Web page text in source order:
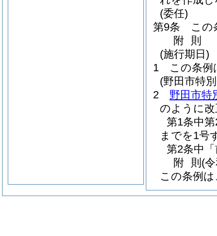
(委任)
第9条
この
附 則
(施行期日)
1
この条例
(野田市特
2
野田市特
のように
第1条中
までを1号
第2条中
附 則 (
この条例